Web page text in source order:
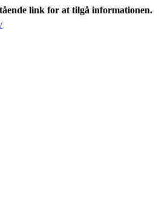
link for at tilgå informationen.